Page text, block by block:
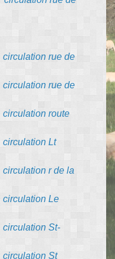
circulation rue de
circulation rue de
circulation route
circulation Lt
circulation r de la
circulation Le
circulation St-
circulation St